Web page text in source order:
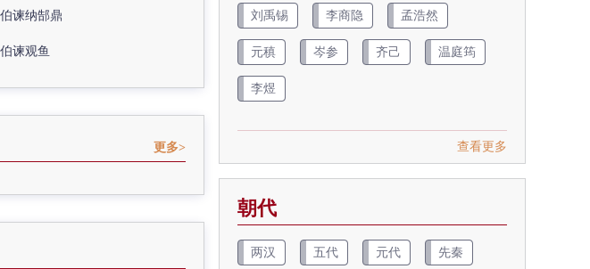
谏纳郜鼎
谏观鱼
更多>
刘禹锡 李商隐 孟浩然
元稹 岑参 齐己 温庭筠
李煜
查看更多
朝代
两汉 五代 元代 先秦